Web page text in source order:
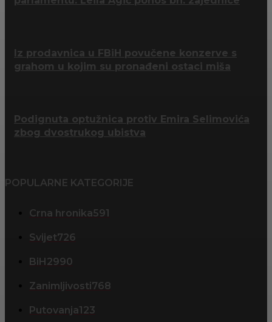
Iz prodavnica u FBiH povučene konzerve s
grahom u kojim su pronađeni ostaci miša
Podignuta optužnica protiv Emira Selimovića
zbog dvostrukog ubistva
POPULARNE KATEGORIJE
Crna hronika591
Svijet726
BiH 2990
Zanimljivosti768
Putovanja123